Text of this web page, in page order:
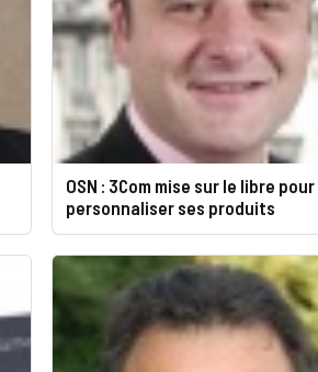
OSN : 3Com mise sur le libre pour
personnaliser ses produits